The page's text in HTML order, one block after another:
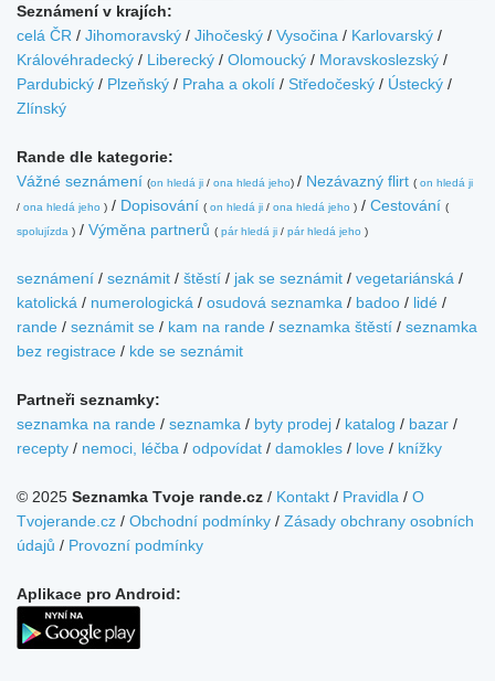
Seznámení v krajích:
celá ČR / Jihomoravský / Jihočeský / Vysočina / Karlovarský /
Královéhradecký / Liberecký / Olomoucký / Moravskoslezský /
Pardubický / Plzeňský / Praha a okolí / Středočeský / Ústecký /
Zlínský
Rande dle kategorie:
Vážné seznámení (on hledá ji / ona hledá jeho) / Nezávazný flirt ( on hledá ji
/ ona hledá jeho ) / Dopisování ( on hledá ji / ona hledá jeho ) / Cestování (
spolujízda ) / Výměna partnerů ( pár hledá ji / pár hledá jeho )
seznámení / seznámit / štěstí / jak se seznámit / vegetariánská /
katolická / numerologická / osudová seznamka / badoo / lidé /
rande / seznámit se / kam na rande / seznamka štěstí / seznamka
bez registrace / kde se seznámit
Partneři seznamky:
seznamka na rande / seznamka / byty prodej / katalog / bazar /
recepty / nemoci, léčba / odpovídat / damokles / love / knížky
© 2025 Seznamka Tvoje rande.cz / Kontakt / Pravidla / O
Tvojerande.cz / Obchodní podmínky / Zásady obchrany osobních
údajů / Provozní podmínky
Aplikace pro Android: